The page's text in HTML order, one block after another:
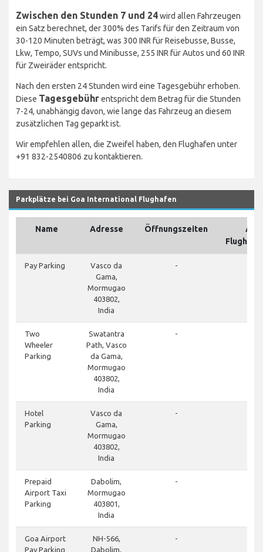
Zwischen den Stunden 7 und 24wird allen Fahrzeugen
ein Satz berechnet, der 300% des Tarifs für den Zeitraum von
30-120 Minuten beträgt, was 300 INR für Reisebusse, Busse,
Lkw, Tempo, SUVs und Minibusse, 255 INR für Autos und 60 INR
für Zweiräder entspricht.
Nach den ersten 24 Stunden wird eine Tagesgebühr erhoben.
Diese Tagesgebührentspricht dem Betrag für die Stunden
7-24, unabhängig davon, wie lange das Fahrzeug an diesem
zusätzlichen Tag geparkt ist.
Wir empfehlen allen, die Zweifel haben, den Flughafen unter
+91 832-2540806 zu kontaktieren.
Parkplätze bei Goa International Flughafen
Name Adresse Öffnungszeiten
Auf
Pay Parking
Vasco da
Gama,
Mormugao
403802,
India
-
Two
Wheeler
Parking
Swatantra
Path, Vasco
da Gama,
Mormugao
403802,
India
-
Hotel
Parking
Vasco da
Gama,
Mormugao
403802,
India
-
Prepaid
Airport Taxi
Parking
Dabolim,
Mormugao
403801,
India
-
Goa Airport
Pay Parking
NH-566,
Dabolim,
-